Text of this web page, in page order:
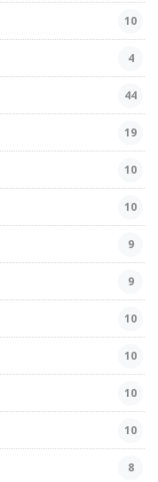
10
4
44
19
10
10
9
9
10
10
10
10
8